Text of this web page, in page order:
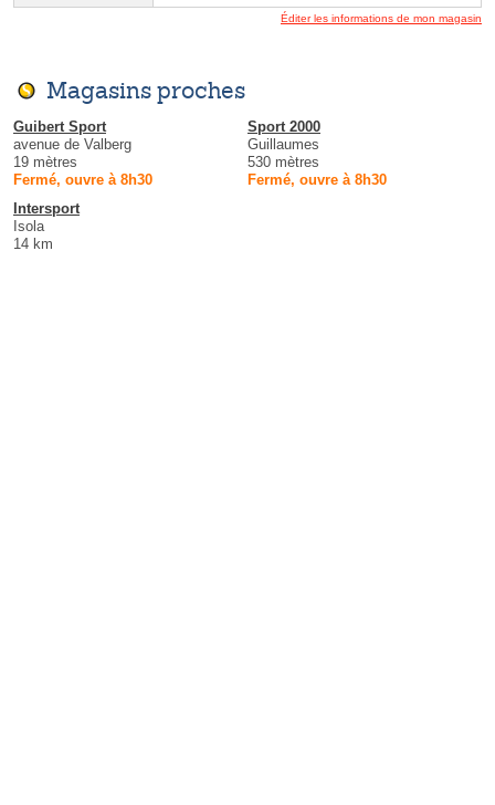
Éditer les informations de mon magasin
Magasins proches
Guibert Sport
avenue de Valberg
19 mètres
Fermé, ouvre à 8h30
Sport 2000
Guillaumes
530 mètres
Fermé, ouvre à 8h30
Intersport
Isola
14 km